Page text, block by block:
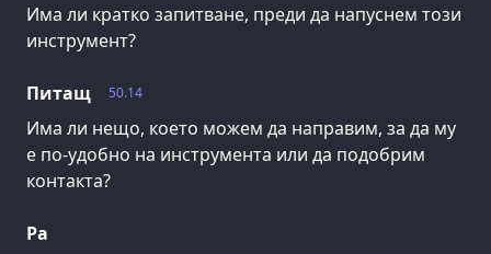
Има ли кратко запитване, преди да напуснем този
инструмент?
50.14
Питащ
Има ли нещо, което можем да направим, за да му
е по-удобно на инструмента или да подобрим
контакта?
Ра